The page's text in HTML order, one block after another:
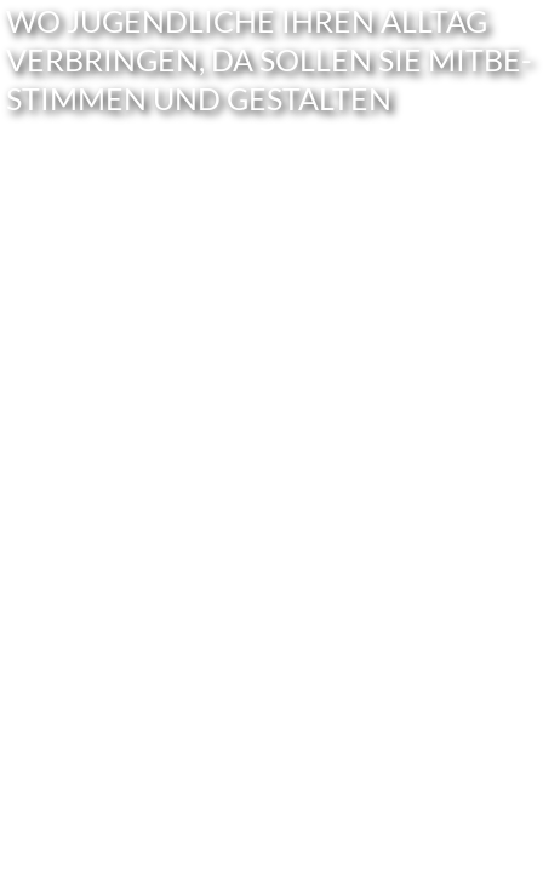
WO JUGEND­LI­CHE IHREN ALLTAG
VERBRIN­GEN, DA SOLLEN SIE MITBE­
STIM­MEN UND GESTALTEN